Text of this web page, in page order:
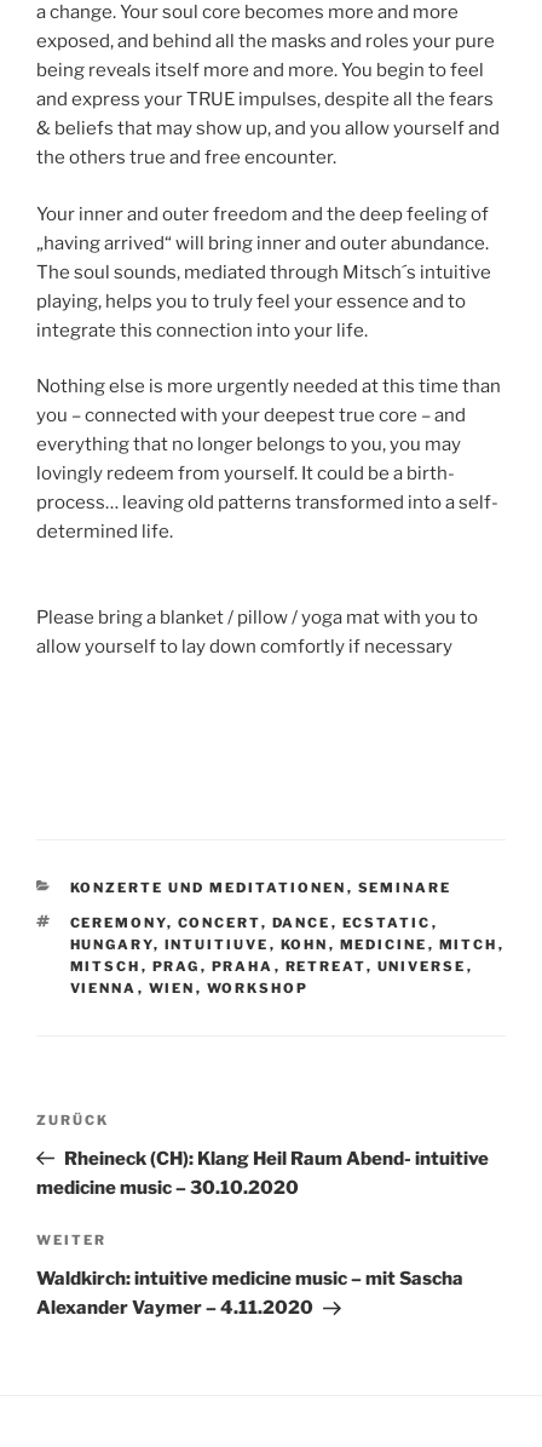
a change. Your soul core becomes more and more
exposed, and behind all the masks and roles your pure
being reveals itself more and more. You begin to feel
and express your TRUE impulses, despite all the fears
& beliefs that may show up, and you allow yourself and
the others true and free encounter.
Your inner and outer freedom and the deep feeling of
„having arrived“ will bring inner and outer abundance.
The soul sounds, mediated through Mitsch´s intuitive
playing, helps you to truly feel your essence and to
integrate this connection into your life.
Nothing else is more urgently needed at this time than
you – connected with your deepest true core – and
everything that no longer belongs to you, you may
lovingly redeem from yourself. It could be a birth-
process… leaving old patterns transformed into a self-
determined life.
Please bring a blanket / pillow / yoga mat with you to
allow yourself to lay down comfortly if necessary
KATEGORIEN
KONZERTE UND MEDITATIONEN , SEMINARE
SCHLAGWÖRTER
CEREMONY, CONCERT, DANCE , ECSTATIC ,
HUNGARY, INTUITIUVE , KOHN , MEDICINE , MITCH ,
MITSCH , PRAG , PRAHA , RETREAT, UNIVERSE ,
VIENNA , WIEN , WORKSHOP
Beitragsnavigation
Vorheriger
Beitrag
ZURÜCK
Rheineck (CH): Klang Heil Raum Abend- intuitive
medicine music – 30.10.2020
Nächster
Beitrag
WEITER
Waldkirch: intuitive medicine music – mit Sascha
Alexander Vaymer – 4.11.2020